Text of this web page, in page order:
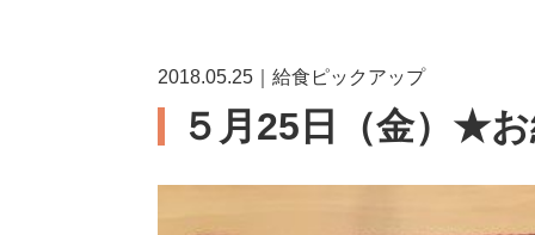
2018.05.25｜給食ピックアップ
５月25日（金）★